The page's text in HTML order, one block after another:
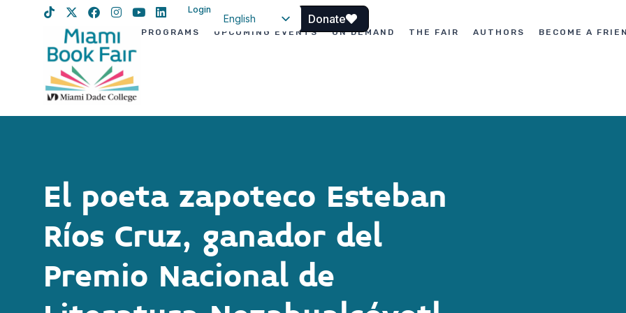
Login
English
Donate
PROGRAMS UPCOMING EVENTS ON DEMAND THE FAIR AUTHORS BECOME A
El poeta zapoteco Esteban
Ríos Cruz, ganador del
Premio Nacional de